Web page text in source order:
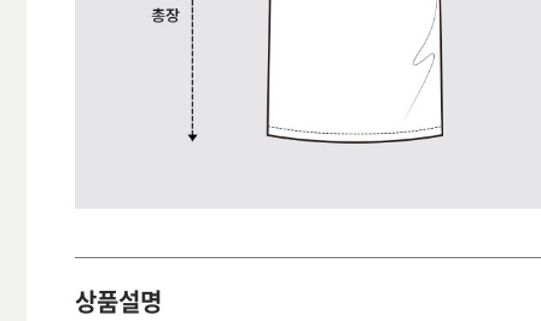
상품설명